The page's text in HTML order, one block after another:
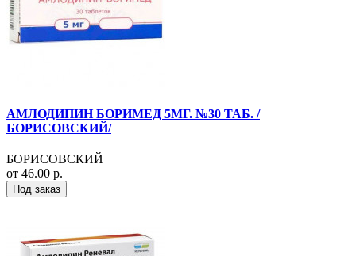
АМЛОДИПИН БОРИМЕД 5МГ. №30 ТАБ. /
БОРИСОВСКИЙ/
БОРИСОВСКИЙ
от 46.00 р.
Под заказ